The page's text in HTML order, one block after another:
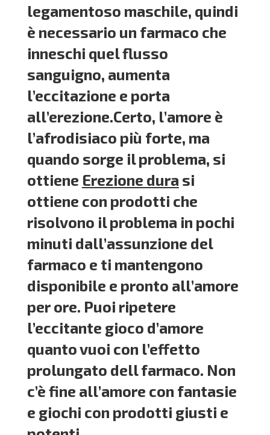
legamentoso maschile, quindi
è necessario un farmaco che
inneschi quel flusso
sanguigno, aumenta
l’eccitazione e porta
all’erezione.Certo, l’amore è
l’afrodisiaco più forte, ma
quando sorge il problema, si
ottiene Erezione dura si
ottiene con prodotti che
risolvono il problema in pochi
minuti dall’assunzione del
farmaco e ti mantengono
disponibile e pronto all’amore
per ore. Puoi ripetere
l’eccitante gioco d’amore
quanto vuoi con l’effetto
prolungato dell farmaco. Non
c’è fine all’amore con fantasie
e giochi con prodotti giusti e